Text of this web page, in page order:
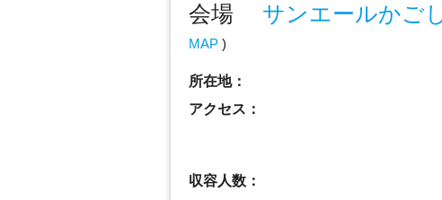
会場 サンエールかご
MAP )
所在地：
アクセス：
収容人数：